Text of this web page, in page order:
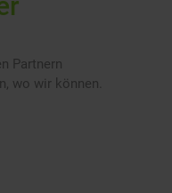
Partnern
wo wir können.